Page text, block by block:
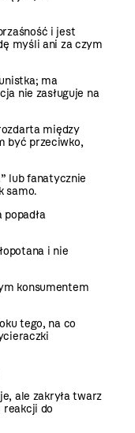
i jest
myśli ani za czym
ma
nie zasługuje na
między
być przeciwko,
lub fanatycznie
samo.
i nie
konsumentem
tego, na co
ale zakryła twarz
reakcji do